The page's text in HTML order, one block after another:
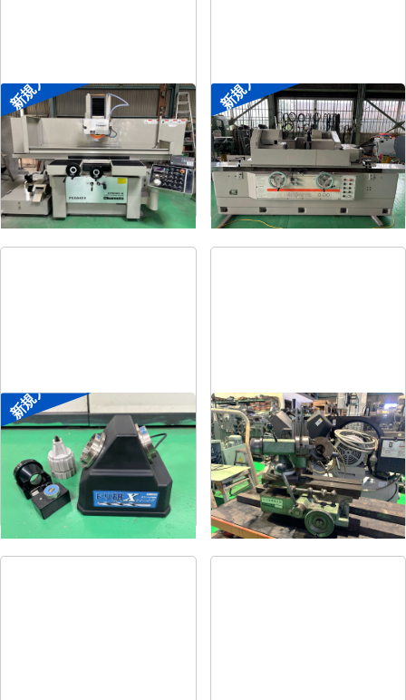
新規入荷
平面研削盤
メーカー 岡本
形 式PSG-84DX
年 式2009
新規入荷
円筒研削盤
メーカー シギヤ精機
形 式GP-30B-100H
年 式1991
新規入荷
ドリル研削盤
メーカー ニシガキ
形 式ドリ研Xシンニング
式-
ドリル研削盤
メーカー 飯田
形 式YG-200F
年 式-